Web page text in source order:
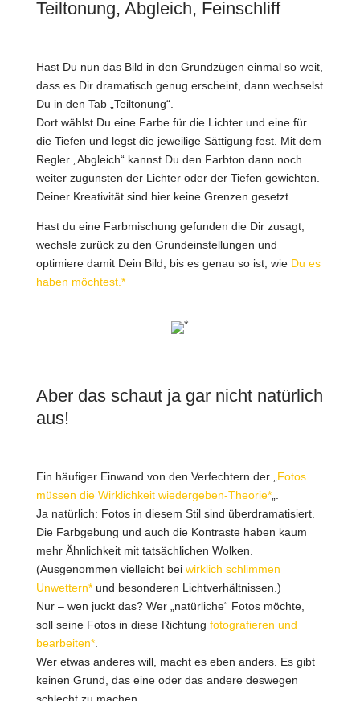
Teiltonung, Abgleich, Feinschliff
Hast Du nun das Bild in den Grundzügen einmal so weit,
dass es Dir dramatisch genug erscheint, dann wechselst
Du in den Tab „Teiltonung“.
Dort wählst Du eine Farbe für die Lichter und eine für
die Tiefen und legst die jeweilige Sättigung fest. Mit dem
Regler „Abgleich“ kannst Du den Farbton dann noch
weiter zugunsten der Lichter oder der Tiefen gewichten.
Deiner Kreativität sind hier keine Grenzen gesetzt.
Hast du eine Farbmischung gefunden die Dir zusagt,
wechsle zurück zu den Grundeinstellungen und
optimiere damit Dein Bild, bis es genau so ist, wieDu es
haben möchtest.*
*
Aber das schaut ja gar nicht natürlich
aus!
Ein häufiger Einwand von den Verfechtern der „ Fotos
müssen die Wirklichkeit wiedergeben-Theorie*„.
Ja natürlich: Fotos in diesem Stil sind überdramatisiert.
Die Farbgebung und auch die Kontraste haben kaum
mehr Ähnlichkeit mit tatsächlichen Wolken.
(Ausgenommen vielleicht bei wirklich schlimmen
Unwettern*und besonderen Lichtverhältnissen.)
Nur – wen juckt das? Wer „natürliche“ Fotos möchte,
soll seine Fotos in diese Richtung fotografieren und
bearbeiten*.
Wer etwas anderes will, macht es eben anders. Es gibt
keinen Grund, das eine oder das andere deswegen